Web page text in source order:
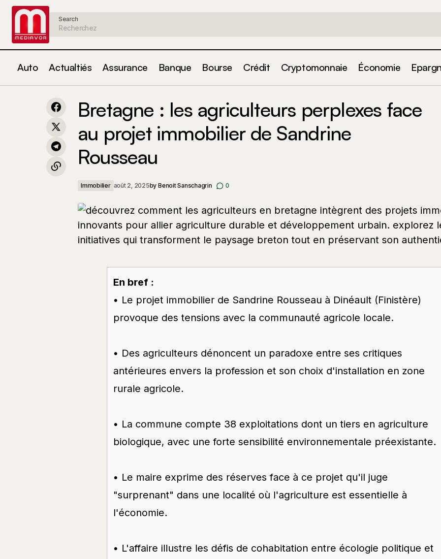
Search
Auto Actualtiés Assurance Banque Bourse Crédit Cryptomonnaie Économie
le gaz et l'électricité : quelles
répercussions sur votre facturation ?
Immobilier
Rousseau
Bretagne : les agriculteurs perplexes face
au projet immobilier de Sandrine
Rousseau
Immobilier août 2, 2025by Benoit Sanschagrin 0
En bref :
• Le projet immobilier de Sandrine Rousseau à Dinéault (Finistère)
provoque des tensions avec la communauté agricole locale.
• Des agriculteurs dénoncent un paradoxe entre ses critiques
antérieures envers la profession et son choix d'installation en zone
rurale agricole.
• La commune compte 38 exploitations dont un tiers en agriculture
biologique, avec une forte sensibilité environnementale préexistante.
• Le maire exprime des réserves face à ce projet qu'il juge
"surprenant" dans une localité où l'agriculture est essentielle à
l'économie.
• L'affaire illustre les défis de cohabitation entre écologie politique et